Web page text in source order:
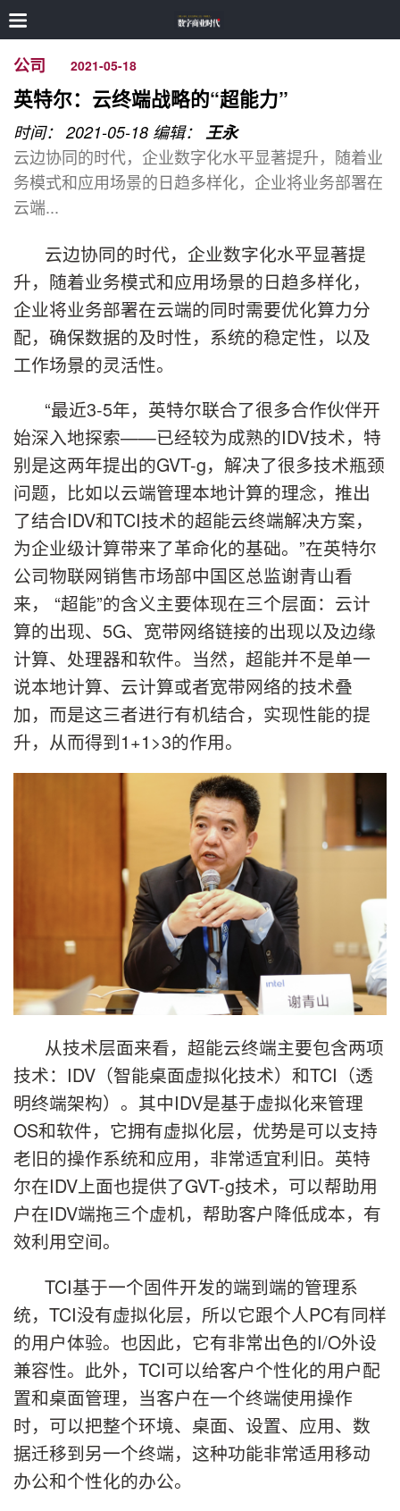
公司 2021-05-18
英特尔：云终端战略的“超能力”
时间： 2021-05-18 编辑： 王永
云边协同的时代，企业数字化水平显著提升，随着业
务模式和应用场景的日趋多样化，企业将业务部署在
云端...
云边协同的时代，企业数字化水平显著提
升，随着业务模式和应用场景的日趋多样化，
企业将业务部署在云端的同时需要优化算力分
配，确保数据的及时性，系统的稳定性，以及
工作场景的灵活性。
“最近3-5年，英特尔联合了很多合作伙伴开
始深入地探索——已经较为成熟的IDV技术，特
别是这两年提出的GVT-g，解决了很多技术瓶颈
问题，比如以云端管理本地计算的理念，推出
了结合IDV和TCI技术的超能云终端解决方案，
为企业级计算带来了革命化的基础。”在英特尔
公司物联网销售市场部中国区总监谢青山看
来， “超能”的含义主要体现在三个层面：云计
算的出现、5G、宽带网络链接的出现以及边缘
计算、处理器和软件。当然，超能并不是单一
说本地计算、云计算或者宽带网络的技术叠
加，而是这三者进行有机结合，实现性能的提
升，从而得到1+1>3的作用。
从技术层面来看，超能云终端主要包含两项
技术：IDV（智能桌面虚拟化技术）和TCI（透
明终端架构）。其中IDV是基于虚拟化来管理
OS和软件，它拥有虚拟化层，优势是可以支持
老旧的操作系统和应用，非常适宜利旧。英特
尔在IDV上面也提供了GVT-g技术，可以帮助用
户在IDV端拖三个虚机，帮助客户降低成本，有
效利用空间。
TCI基于一个固件开发的端到端的管理系
统，TCI没有虚拟化层，所以它跟个人PC有同样
的用户体验。也因此，它有非常出色的I/O外设
兼容性。此外，TCI可以给客户个性化的用户配
置和桌面管理，当客户在一个终端使用操作
时，可以把整个环境、桌面、设置、应用、数
据迁移到另一个终端，这种功能非常适用移动
办公和个性化的办公。